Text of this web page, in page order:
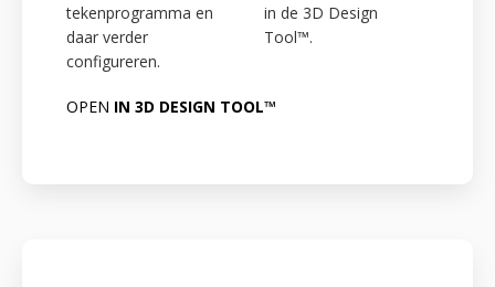
tekenprogramma en
daar verder
configureren.
in de 3D Design
Tool™.
OPEN IN 3D DESIGN TOOL™